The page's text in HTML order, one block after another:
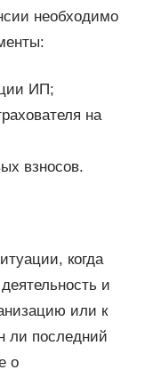
необходимо
ИП;
на
взносов.
когда
и
или к
ли последний
о